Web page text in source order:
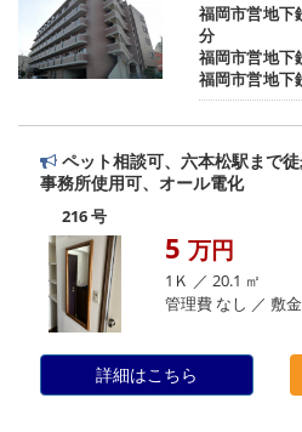
福岡市営地下
分
福岡市営地下
福岡市営地下
ペット相談可、六本松駅まで徒
事務所使用可、オール電化
216 号
5 万円
1Ｋ ／ 20.1 ㎡
管理費 なし ／ 敷
詳細はこちら